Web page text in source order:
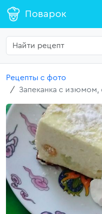
Поварок
Рецепты с фото
Запеканка с